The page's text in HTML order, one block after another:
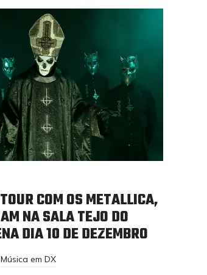
COM OS METALLICA,
NA SALA TEJO DO
DIA 10 DE DEZEMBRO
Música em DX